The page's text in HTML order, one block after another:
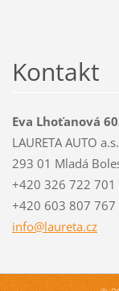
Kontakt
Eva Lhoťanová
LAURETA AUTO
293 01 Mladá
+420 326 722 701
+420 603 807 767
info@laureta.cz